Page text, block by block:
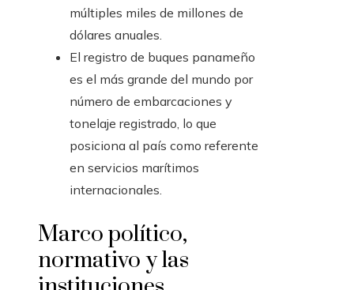
múltiples miles de millones de
dólares anuales.
El registro de buques panameño
es el más grande del mundo por
número de embarcaciones y
tonelaje registrado, lo que
posiciona al país como referente
en servicios marítimos
internacionales.
Marco político,
normativo y las